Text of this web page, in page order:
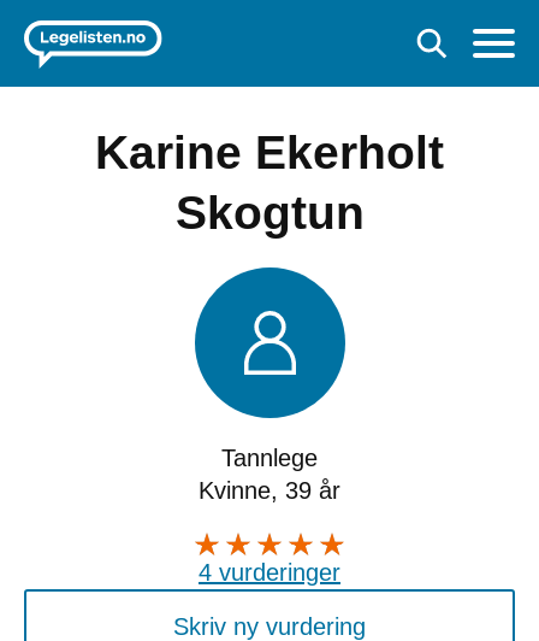
Karine Ekerholt
Skogtun
Tannlege
Kvinne, 39 år
4 vurderinger
Skriv ny vurdering